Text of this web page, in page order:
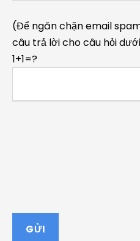
(Để ngăn chặn email
câu trả lời cho câu hỏi
1+1=?